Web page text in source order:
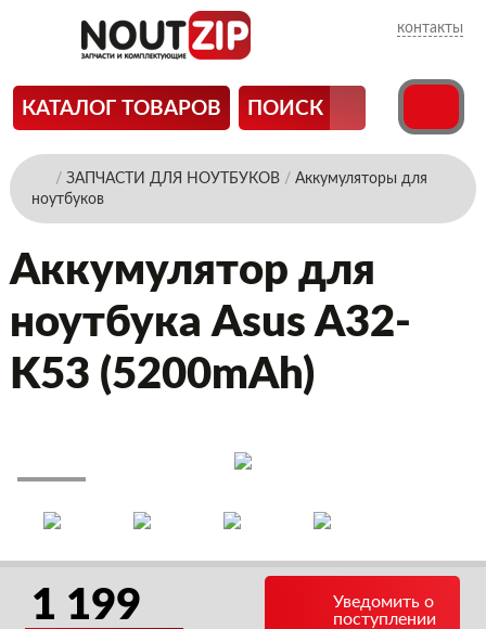
контакты
КАТАЛОГ ТОВАРОВ ПОИСК
/ ЗАПЧАСТИ ДЛЯ НОУТБУКОВ/ Аккумуляторы для
ноутбуков
Аккумулятор для
ноутбука Asus A32-
K53 (5200mAh)
1 199
Уведомить о
поступлении